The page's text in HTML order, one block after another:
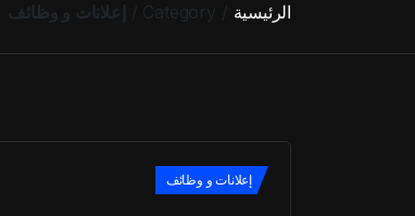
الرئيسية Category إعلانات و وظائف
إعلانات و وظائف